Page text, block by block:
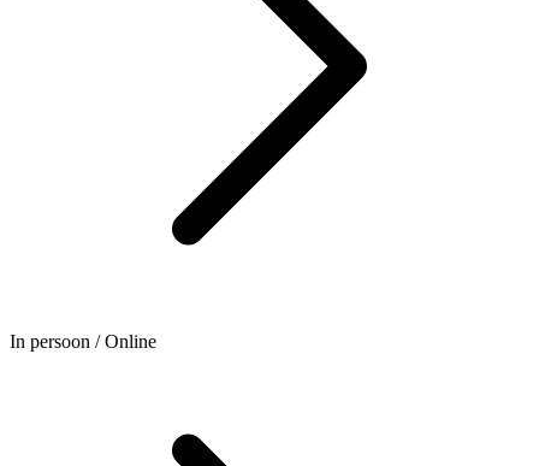
In persoon / Online